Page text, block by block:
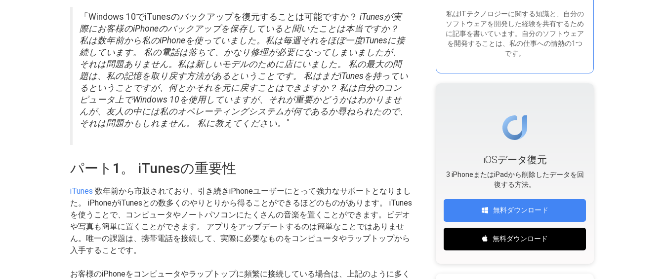
「Windows 10でiTunesのバックアップを復元することは可能ですか？ iTunesが実
際にお客様のiPhoneのバックアップを保存していると聞いたことは本当ですか？
私は数年前から私のiPhoneを使っていました。私は毎週それをほぼ一度iTunesに接
続しています。 私の電話は落ちて、かなり修理が必要になってしまいましたが、
それは問題ありません。私は新しいモデルのために店にいました。 私の最大の問
題は、私の記憶を取り戻す方法があるということです。 私はまだiTunesを持ってい
るということですが、何とかそれを元に戻すことはできますか？ 私は自分のコン
ピュータ上でWindows 10を使用していますが、それが重要かどうかはわかりませ
んが、友人の中には私のオペレーティングシステムが何であるか尋ねられたので、
それは問題かもしれません。 私に教えてください。"
パート1。 iTunesの重要性
iTunes 数年前から市販されており、引き続きiPhoneユーザーにとって強力なサポートとなりまし
た。 iPhoneがiTunesとの数多くのやりとりから得ることができるほどのものがあります。 iTunes
を使うことで、コンピュータやノートパソコンにたくさんの音楽を置くことができます。ビデオ
や写真も簡単に置くことができます。 アプリをアップデートするのは簡単なことではありませ
ん。唯一の課題は、携帯電話を接続して、実際に必要なものをコンピュータやラップトップから
入手することです。
お客様のiPhoneをコンピュータやラップトップに頻繁に接続している場合は、上記のように多く
私はITテクノロジーに関する知識と、自分の
ソフトウェアを開発した経験を共有するため
に記事を書いています。自分のソフトウェア
を開発することは、私の仕事への情熱の1つ
です。
iOSデータ復元
3 iPhoneまたはiPadから削除したデータを回
復する方法。
無料ダウンロード
無料ダウンロード